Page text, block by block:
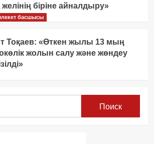
біріне айналдыру»
басшысы
Тоқаев: «Өткен жылы 13 мың
жолын салу және жөндеу